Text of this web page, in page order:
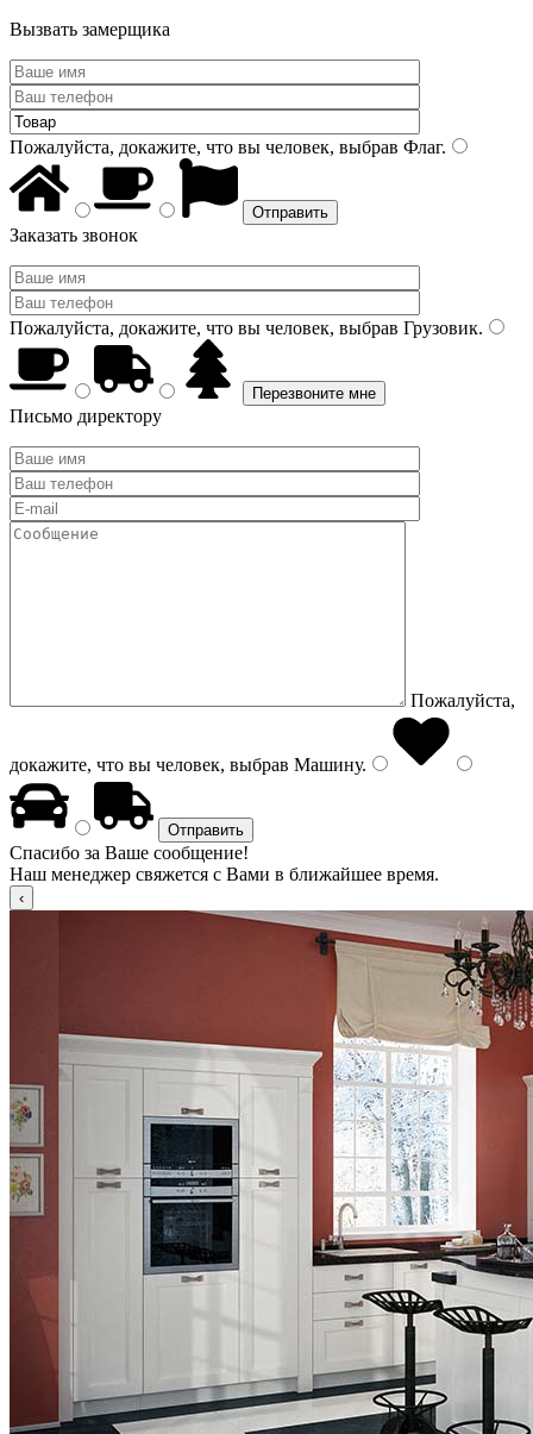
Вызвать замерщика
Пожалуйста, докажите, что вы человек, выбрав Флаг.
Заказать звонок
Пожалуйста, докажите, что вы человек, выбрав Грузовик.
Письмо директору
Пожалуйста,
докажите, что вы человек, выбрав Машину.
Спасибо за Ваше сообщение!
Наш менеджер свяжется с Вами в ближайшее время.